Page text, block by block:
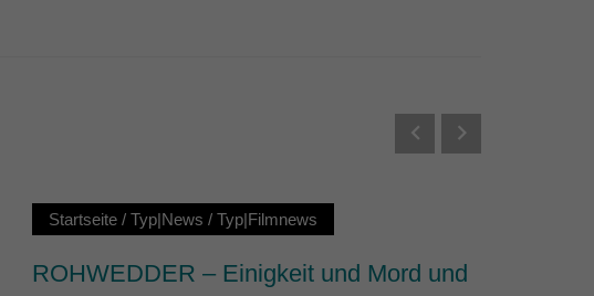
Startseite/ Typ|News / Typ|Filmnews
ROHWEDDER – Einigkeit und Mord und